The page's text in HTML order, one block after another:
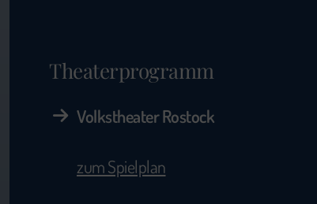
Theaterprogramm
Volkstheater Rostock
zum Spielplan